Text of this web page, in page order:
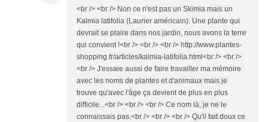
<br /> <br /> Non ce n'est pas un Skimia mais un
Kalmia latifolia (Laurier américain). Une plante qui
devrait se plaire dans nos jardin, nous avons la terre
qui convient !<br /> <br /> <br /> http://www.plantes-
shopping.fr/articles/kalmia-latifolia.html<br /> <br />
<br /> J'essaie aussi de faire travailler ma mémoire
avec les noms de plantes et d'animaux mais je
trouve qu'avec l'âge ça devient de plus en plus
difficile...<br /> <br /> <br /> Ce nom là, je ne le
connaissais pas.<br /> <br /> <br /> Qu'il fait doux ce